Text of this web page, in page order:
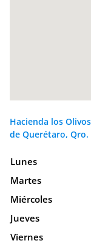
Hacienda los
de Querétaro, Qro.
Lunes
Martes
Miércoles
Jueves
Viernes